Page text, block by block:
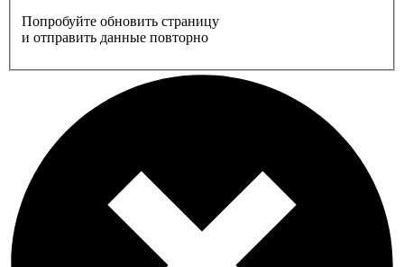
Попробуйте обновить страницу
и отправить данные повторно